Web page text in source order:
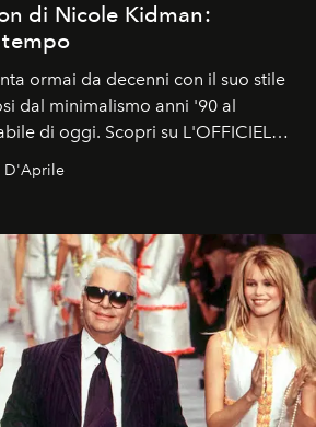
di Nicole Kidman:
tempo
ormai da decenni con il suo stile
dal minimalismo anni '90 al
di oggi. Scopri su L'OFFICIEL
D'Aprile